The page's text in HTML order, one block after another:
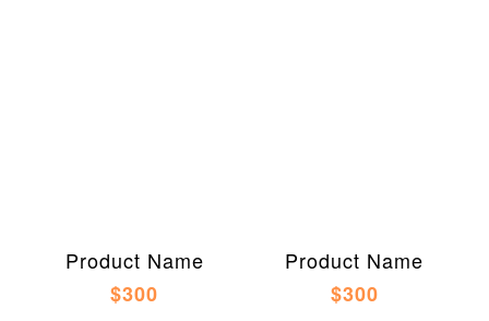
Product Name
$300
Product Name
$300